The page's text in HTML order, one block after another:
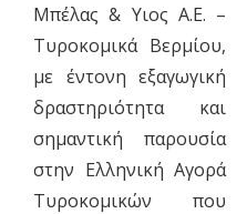
Μπέλας & Υιος Α.Ε. –
Τυροκομικά Βερμίου,
με έντονη εξαγωγική
δραστηριότητα και
σημαντική παρουσία
στην Ελληνική Αγορά
Τυροκομικών που